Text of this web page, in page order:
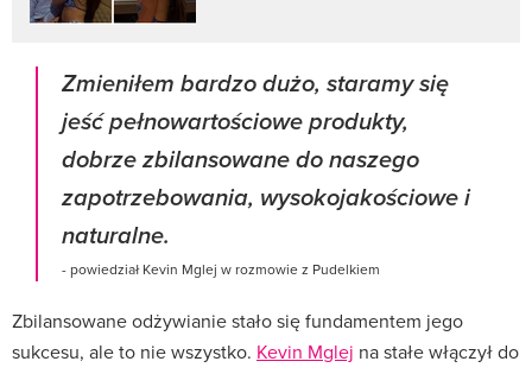
Zmieniłem bardzo dużo, staramy się
jeść pełnowartościowe produkty,
dobrze zbilansowane do naszego
zapotrzebowania, wysokojakościowe i
naturalne.
- powiedział Kevin Mglej w rozmowie z Pudelkiem
Zbilansowane odżywianie stało się fundamentem jego
sukcesu, ale to nie wszystko. Kevin Mglej na stałe włączył do